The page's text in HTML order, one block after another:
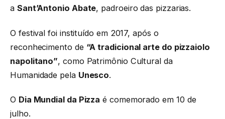
a Sant’Antonio Abate, padroeiro das pizzarias.
O festival foi instituído em 2017, após o
reconhecimento de “A tradicional arte do pizzaiolo
napolitano”, como Patrimônio Cultural da
Humanidade pela Unesco.
O Dia Mundial da Pizza é comemorado em 10 de
julho.